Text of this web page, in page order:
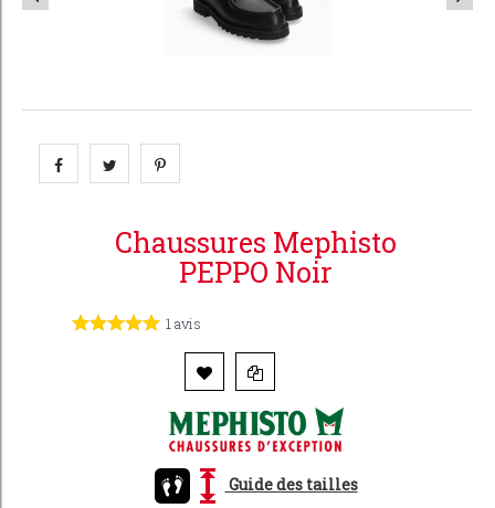
Chaussures Mephisto
PEPPO Noir
1avis
Guide des tailles